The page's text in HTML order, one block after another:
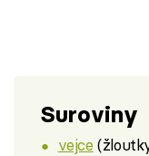
Suroviny
vejce